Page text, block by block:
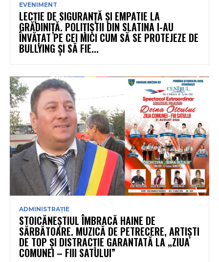
EVENIMENT
LECȚIE DE SIGURANȚĂ ȘI EMPATIE LA
GRĂDINIȚĂ. POLIȚIȘTII DIN SLATINA I-AU
ÎNVĂȚAT PE CEI MICI CUM SĂ SE PROTEJEZE DE
BULLYING ȘI SĂ FIE...
ADMINISTRAȚIE
STOICĂNEȘTIUL ÎMBRACĂ HAINE DE
SĂRBĂTOARE. MUZICĂ DE PETRECERE, ARTIȘTI
DE TOP ȘI DISTRACȚIE GARANTATĂ LA „ZIUA
COMUNEI – FIII SATULUI”